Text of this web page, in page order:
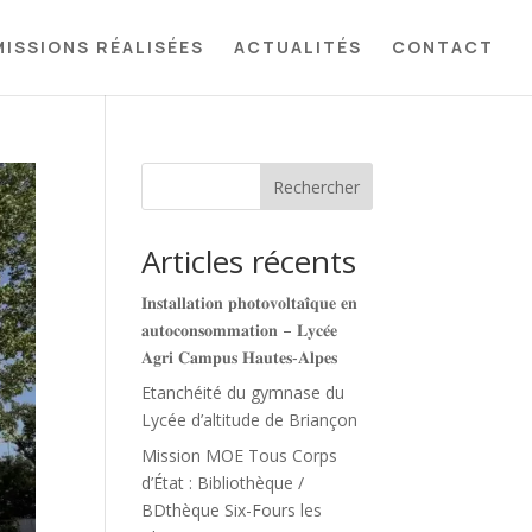
RÉALISÉES ACTUALITÉS CONTACT
Rechercher
Articles récents
𝐈𝐧𝐬𝐭𝐚𝐥𝐥𝐚𝐭𝐢𝐨𝐧 𝐩𝐡𝐨𝐭𝐨𝐯𝐨𝐥𝐭𝐚𝐢̈𝐪𝐮𝐞 𝐞𝐧
𝐚𝐮𝐭𝐨𝐜𝐨𝐧𝐬𝐨𝐦𝐦𝐚𝐭𝐢𝐨𝐧 – 𝐋𝐲𝐜𝐞́𝐞
𝐀𝐠𝐫𝐢 𝐂𝐚𝐦𝐩𝐮𝐬 𝐇𝐚𝐮𝐭𝐞𝐬‑𝐀𝐥𝐩𝐞𝐬
Etanchéité du gymnase du
Lycée d’altitude de Briançon
Mission MOE Tous Corps
d’État : Bibliothèque /
BDthèque Six-Fours les